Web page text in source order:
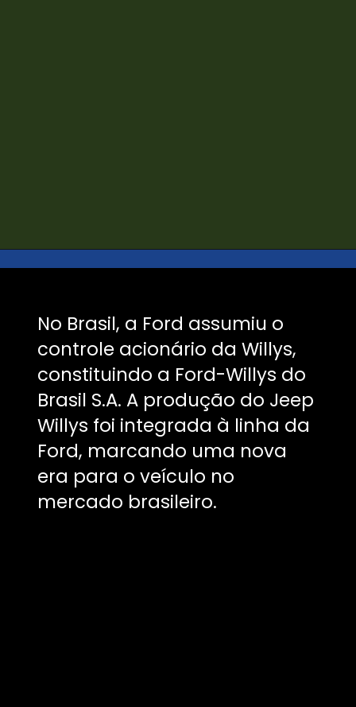
Opening https://jipe.retornar.com.br/?utm_source=webstories&utm_medium=webstories&utm_campaign=organico&utm_content=jeep-ford-willys&el=webstories
No Brasil, a Ford assumiu o
controle acionário da Willys,
constituindo a Ford-Willys do
Brasil S.A. A produção do Jeep
Willys foi integrada à linha da
Ford, marcando uma nova
era para o veículo no
mercado brasileiro.